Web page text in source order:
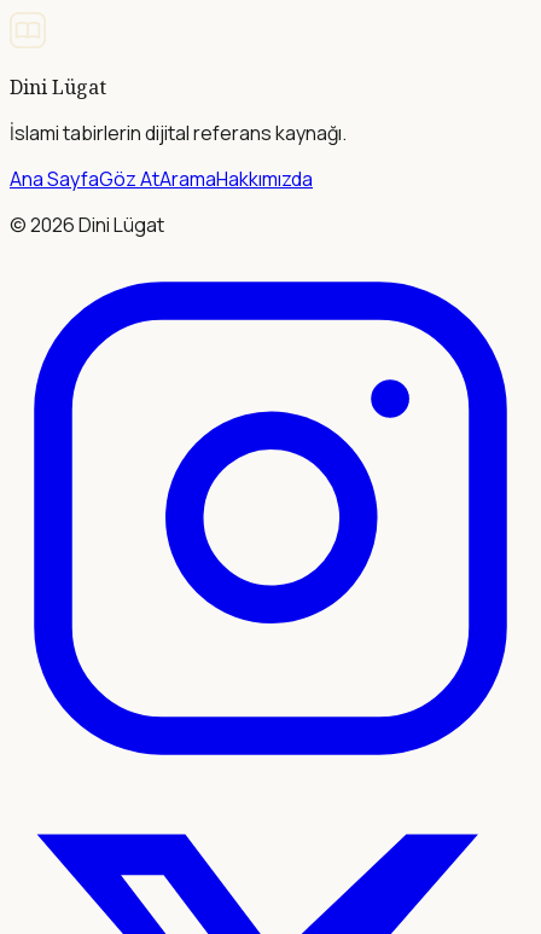
Dini Lügat
İslami tabirlerin dijital referans kaynağı.
Ana SayfaGöz AtAramaHakkımızda
©2026Dini Lügat